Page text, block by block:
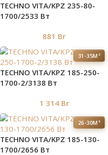
TECHNO VITA/KPZ 235-80-
1700/2533 Вт
881 Br
31-35М²
TECHNO VITA/KPZ 185-250-
1700-2/3138 Вт
1 314 Br
26-30М²
TECHNO VITA/KPZ 185-130-
1700/2656 Вт